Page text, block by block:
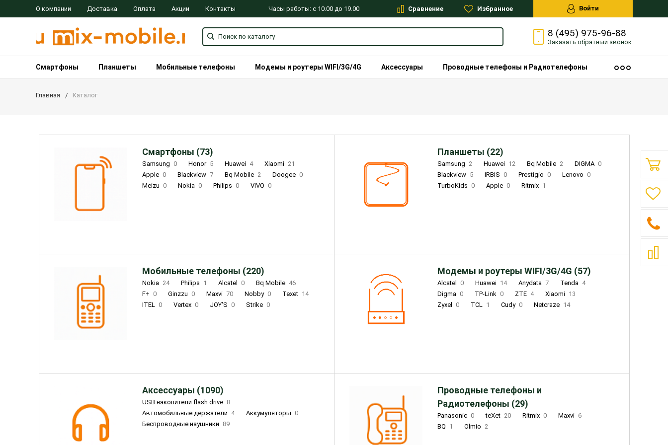
О компании Доставка Оплата Акции Контакты Часы работы: с 10.00 до 19.00 Сравнение Избранное Войти
8 (495) 975-96-88
Заказать обратный звонок
Смартфоны Планшеты Мобильные телефоны Модемы и роутеры WIFI/3G/4G Аксессуары Проводные телефоны и Радиотелефоны
Главная Каталог
Смартфоны (73)
Samsung 0 Honor 5 Huawei 4 Xiaomi 21
Apple 0 Blackview 7 Bq Mobile 2 Doogee 0
Meizu 0 Nokia 0 Philips 0 VIVO 0
Планшеты (22)
Samsung 2 Huawei 12 Bq Mobile 2 DIGMA 0
Blackview 5 IRBIS 0 Prestigio 0 Lenovo 0
TurboKids 0 Apple 0 Ritmix 1
Мобильные телефоны (220)
Nokia 24 Philips 1 Alcatel 0 Bq Mobile 46
F+ 0 Ginzzu 0 Maxvi 70 Nobby 0 Texet 14
ITEL 0 Vertex 0 JOY'S 0 Strike 0
Модемы и роутеры WIFI/3G/4G (57)
Alcatel 0 Huawei 14 Anydata 7 Tenda 4
Digma 0 TP-Link 0 ZTE 4 Xiaomi 13
Zyxel
0 TCL 1 Cudy 0 Netcraze 14
Аксессуары (1090)
USB накопители flash drive 8
Автомобильные держатели 4 Аккумуляторы 0
Беспроводные наушники 89
Проводные телефоны и
Радиотелефоны (29)
Panasonic 0 teXet 20 Ritmix 0 Maxvi 6
BQ 1 Olmio 2